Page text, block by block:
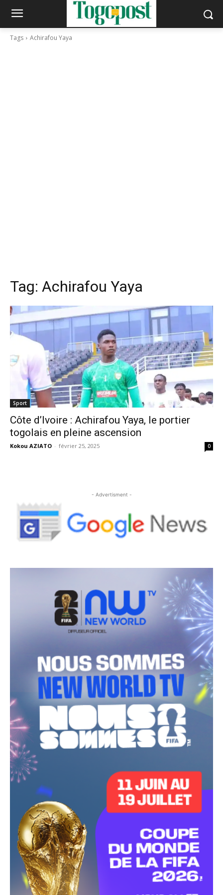
Tags Achirafou Yaya
Tag: Achirafou Yaya
Sport
Côte d’Ivoire : Achirafou Yaya, le portier
togolais en pleine ascension
Kokou AZIATO - février 25, 2025 0
- Advertisment -